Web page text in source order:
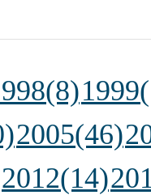
2005(46)
2012(14)